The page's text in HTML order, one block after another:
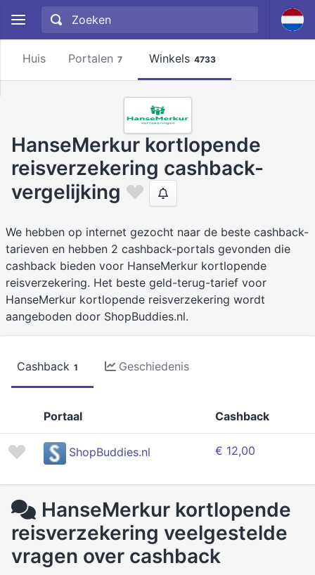
Huis Portalen 7 Winkels 4733
HanseMerkur kortlopende
reisverzekering cashback-
vergelijking
We hebben op internet gezocht naar de beste cashback-
tarieven en hebben 2 cashback-portals gevonden die
cashback bieden voor HanseMerkur kortlopende
reisverzekering. Het beste geld-terug-tarief voor
HanseMerkur kortlopende reisverzekering wordt
aangeboden door ShopBuddies.nl.
Cashback 1 Geschiedenis
Portaal Cashback
ShopBuddies.nl € 12,00
HanseMerkur kortlopende
reisverzekering veelgestelde
vragen over cashback